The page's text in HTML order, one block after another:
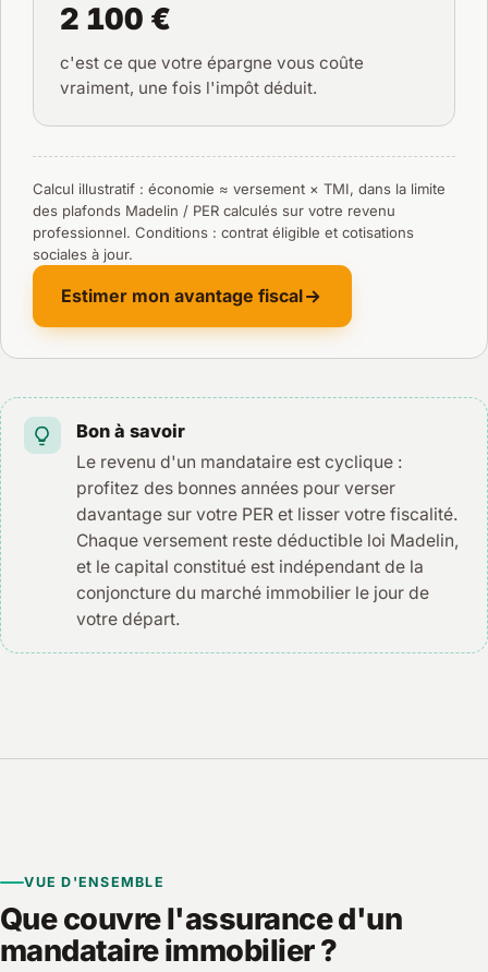
2 100 €
c'est ce que votre épargne vous coûte
vraiment, une fois l'impôt déduit.
Calcul illustratif : économie ≈ versement × TMI, dans la limite
des plafonds Madelin / PER calculés sur votre revenu
professionnel. Conditions : contrat éligible et cotisations
sociales à jour.
Estimer mon avantage fiscal
Bon à savoir
Le revenu d'un mandataire est cyclique :
profitez des bonnes années pour verser
davantage sur votre PER et lisser votre fiscalité.
Chaque versement reste déductible loi Madelin,
et le capital constitué est indépendant de la
conjoncture du marché immobilier le jour de
votre départ.
VUE D'ENSEMBLE
Que couvre l'assurance d'un
mandataire immobilier ?